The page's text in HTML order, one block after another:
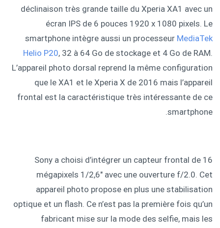
déclinaison très grande taille du Xperia XA1 avec un
écran IPS de 6 pouces 1920 x 1080 pixels. Le
smartphone intègre aussi un processeur MediaTek
Helio P20, 32 à 64 Go de stockage et 4 Go de RAM.
L’appareil photo dorsal reprend la même configuration
que le XA1 et le Xperia X de 2016 mais l’appareil
frontal est la caractéristique très intéressante de ce
smartphone.
Sony a choisi d’intégrer un capteur frontal de 16
mégapixels 1/2,6″ avec une ouverture f/2.0. Cet
appareil photo propose en plus une stabilisation
optique et un flash. Ce n’est pas la première fois qu’un
fabricant mise sur la mode des selfie, mais les